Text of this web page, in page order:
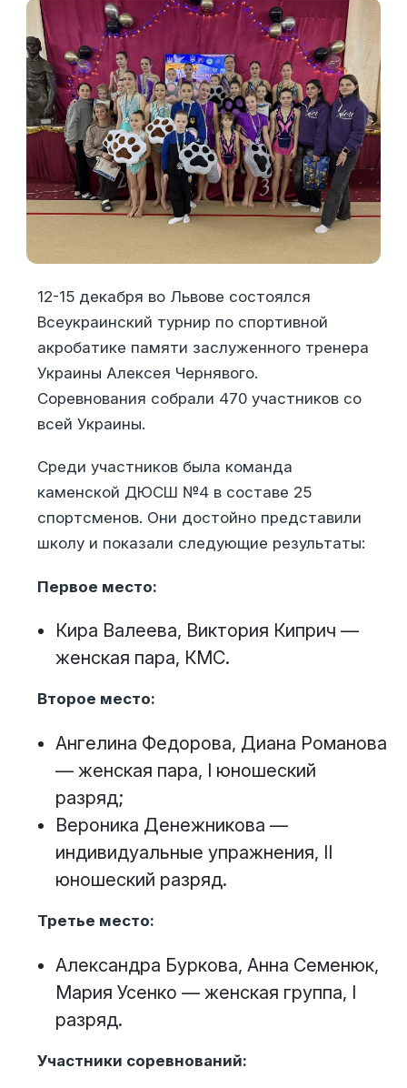
12-15 декабря во Львове состоялся
Всеукраинский турнир по спортивной
акробатике памяти заслуженного тренера
Украины Алексея Чернявого.
Соревнования собрали 470 участников со
всей Украины.
Среди участников была команда
каменской ДЮСШ №4 в составе 25
спортсменов. Они достойно представили
школу и показали следующие результаты:
Первое место:
Кира Валеева, Виктория Киприч —
женская пара, КМС.
Второе место:
Ангелина Федорова, Диана Романова
— женская пара, I юношеский
разряд;
Вероника Денежникова —
индивидуальные упражнения, II
юношеский разряд.
Третье место:
Александра Буркова, Анна Семенюк,
Мария Усенко — женская группа, I
разряд.
Участники соревнований: